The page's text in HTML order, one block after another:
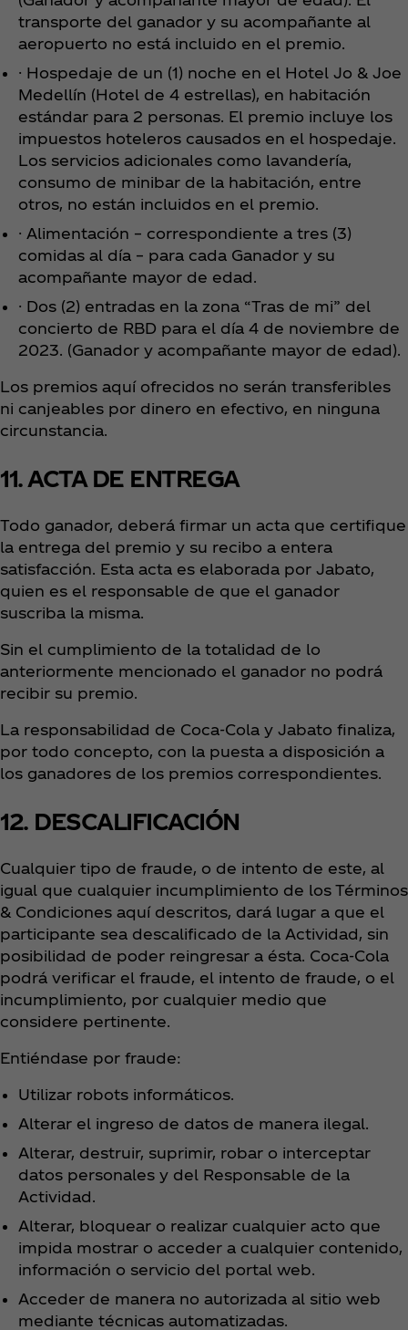
transporte del ganador y su acompañante al
aeropuerto no está incluido en el premio.
· Hospedaje de un (1) noche en el Hotel Jo & Joe
Medellín (Hotel de 4 estrellas), en habitación
estándar para 2 personas. El premio incluye los
impuestos hoteleros causados en el hospedaje.
Los servicios adicionales como lavandería,
consumo de minibar de la habitación, entre
otros, no están incluidos en el premio.
· Alimentación – correspondiente a tres (3)
comidas al día – para cada Ganador y su
acompañante mayor de edad.
· Dos (2) entradas en la zona “Tras de mi” del
concierto de RBD para el día 4 de noviembre de
2023. (Ganador y acompañante mayor de edad).
Los premios aquí ofrecidos no serán transferibles
ni canjeables por dinero en efectivo, en ninguna
circunstancia.
11. ACTA DE ENTREGA
Todo ganador, deberá firmar un acta que certifique
la entrega del premio y su recibo a entera
satisfacción. Esta acta es elaborada por Jabato,
quien es el responsable de que el ganador
suscriba la misma.
Sin el cumplimiento de la totalidad de lo
anteriormente mencionado el ganador no podrá
recibir su premio.
La responsabilidad de Coca‑Cola y Jabato finaliza,
por todo concepto, con la puesta a disposición a
los ganadores de los premios correspondientes.
12. DESCALIFICACIÓN
Cualquier tipo de fraude, o de intento de este, al
igual que cualquier incumplimiento de los Términos
& Condiciones aquí descritos, dará lugar a que el
participante sea descalificado de la Actividad, sin
posibilidad de poder reingresar a ésta. Coca‑Cola
podrá verificar el fraude, el intento de fraude, o el
incumplimiento, por cualquier medio que
considere pertinente.
Entiéndase por fraude:
Utilizar robots informáticos.
Alterar el ingreso de datos de manera ilegal.
Alterar, destruir, suprimir, robar o interceptar
datos personales y del Responsable de la
Actividad.
Alterar, bloquear o realizar cualquier acto que
impida mostrar o acceder a cualquier contenido,
información o servicio del portal web.
Acceder de manera no autorizada al sitio web
mediante técnicas automatizadas.